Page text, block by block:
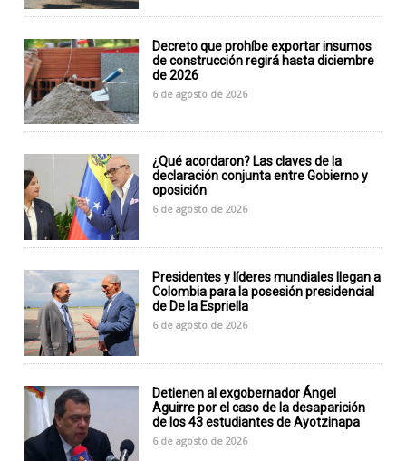
Decreto que prohíbe exportar insumos
de construcción regirá hasta diciembre
de 2026
6 de agosto de 2026
¿Qué acordaron? Las claves de la
declaración conjunta entre Gobierno y
oposición
6 de agosto de 2026
Presidentes y líderes mundiales llegan a
Colombia para la posesión presidencial
de De la Espriella
6 de agosto de 2026
Detienen al exgobernador Ángel
Aguirre por el caso de la desaparición
de los 43 estudiantes de Ayotzinapa
6 de agosto de 2026